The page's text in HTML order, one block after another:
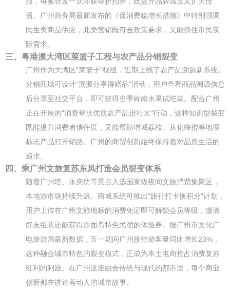
播。广州商务局最新发布的《促消费稳增长措施》中特别强调
民生类商品供应，此类营销既符合政策要求，又能抓住市民实
际需求。
三、粤港澳大湾区菜篮子工程与农产品分销裂变
广州作为大湾区"菜篮子"枢纽，近期上线了农产品溯源新系统。
分销商城可设计"溯源分享得赠品"活动，用户查看商品溯源信息
后分享至社交平台，即可获得当季岭南水果试吃装。配合广州
正在开展的"消费帮扶优质农产品进社区"行动，这种知识型裂变
既能提升消费者信任度，又能帮助增城荔枝、从化蜂蜜等地理
标志产品打开销路。广州的商贸创新始终保持着对品质生活的
追求。
四、乘广州文旅复苏东风打造会员裂变体系
随着广州塔、永庆坊等景点入选国家级夜间文旅消费集聚区，
本地游市场持续升温。商城系统可推出"旅行打卡换积分"计划，
用户上传在广州文旅地标的消费凭证即可解锁会员等级，邀请
好友组队还能获得沙面岛特色民宿的体验券。据广州市文化广
电旅游局最新数据，五一期间广州接待游客量同比增长23%，
这种融合城市特色的裂变模式，正成为本土电商抢占消费复苏
红利的利器。在广州这座融合传统与现代的都市里，每个商业
创新都在讲述着动人的城市故事。